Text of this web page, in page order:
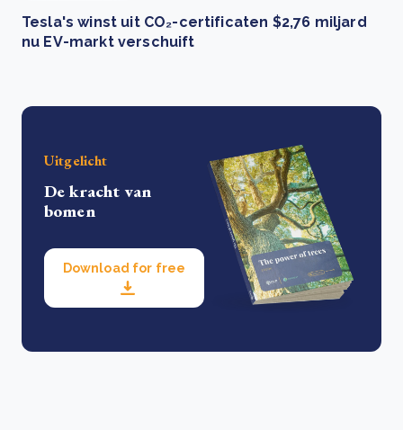
Tesla's winst uit CO₂-certificaten $2,76 miljard
nu EV-markt verschuift
Uitgelicht
De kracht van
bomen
Download for free